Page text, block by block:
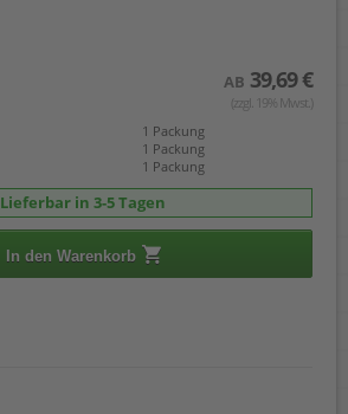
AB 39,69 €
(zzgl. 19% Mwst.)
1 Packung
1 Packung
1 Packung
Lieferbar in 3-5 Tagen
In den Warenkorb